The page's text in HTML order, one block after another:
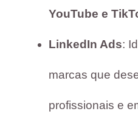
YouTube e
LinkedIn Ads:
marcas que
profissionais e